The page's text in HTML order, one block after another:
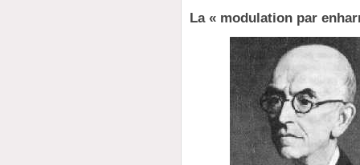
La « modulation par